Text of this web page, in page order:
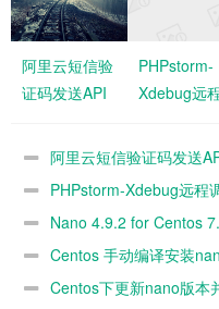
阿里云短信验
证码发送API
PHPstorm-
Xdebug远
深入解析
阿里云短信验证码发送
PHPstorm-Xdebug远程
Nano 4.9.2 for Centos
Centos 手动编译安装
Centos下更新nano版本